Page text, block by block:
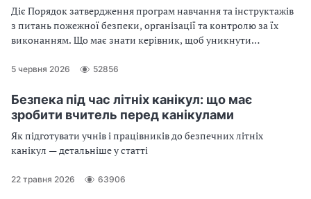
Діє Порядок затвердження програм навчання та інструктажів
з питань пожежної безпеки, організації та контролю за їх
виконанням. Що має знати керівник, щоб уникнути
Журналу реєстрації інструктажів
5 червня 2026 52856
Безпека під час літніх канікул: що має
зробити вчитель перед канікулами
Як підготувати учнів і працівників до безпечних літніх
канікул — детальніше у статті
22 травня 2026 63906